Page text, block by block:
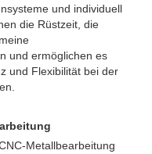
und individuell
die Rüstzeit, die
und ermöglichen es
und Flexibilität bei der
Metallbearbeitung